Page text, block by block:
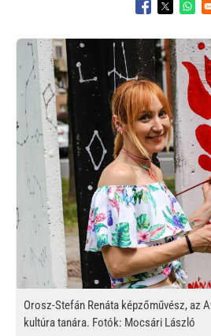
Opens in a
Opens
Kép
Orosz-Stefán Renáta képzőművész, az
kultúra tanára. Fotók: Mocsári László